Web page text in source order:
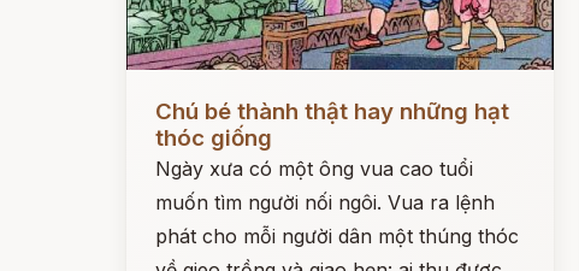
Chú bé thành thật hay những hạt
thóc giống
Ngày xưa có một ông vua cao tuổi
muốn tìm người nối ngôi. Vua ra lệnh
phát cho mỗi người dân một thúng thóc